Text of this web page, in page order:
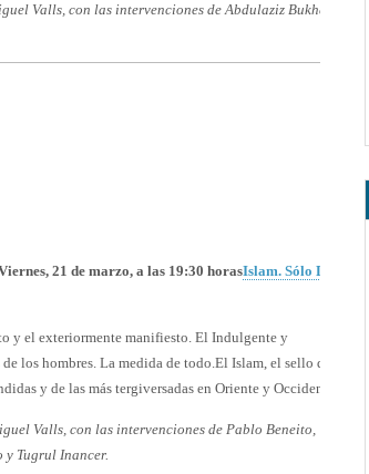
Valls, con las intervenciones de Abdulaziz Bukhari,
21 de marzo, a las 19:30 horasIslam. Sólo Dios
y el exteriormente manifiesto. El Indulgente y
los hombres. La medida de todo.El Islam, el sello de
y de las más tergiversadas en Oriente y Occidente.
Valls, con las intervenciones de Pablo Beneito,
y Tugrul Inancer.